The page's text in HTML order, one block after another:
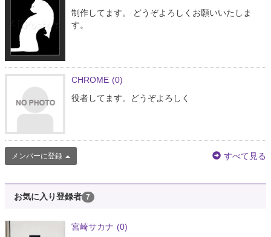
制作してます。 どうぞよろしくお願いいたしま
す。
CHROME (0)
役者してます。どうぞよろしく
メンバーに登録 すべて見る
お気に入り登録者 7
宮崎サカナ (0)